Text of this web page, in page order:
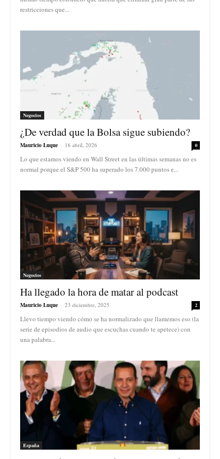
restricciones que...
Negocios
¿De verdad que la Bolsa sigue subiendo?
Mauricio Luque - 16 abril, 2026 0
Lo que estamos viendo en Wall Street en las últimas semanas no es
normal porque el S&P 500 ha superado los 7.000 puntos e...
Negocios
Ha llegado la hora de matar al podcast
Mauricio Luque - 23 diciembre, 2025 2
Llevo tiempo viendo cómo se ha normalizado que llamemos eso (la
serie de episodios de audio que escuchas cuando te apetece) con
una palabra...
España